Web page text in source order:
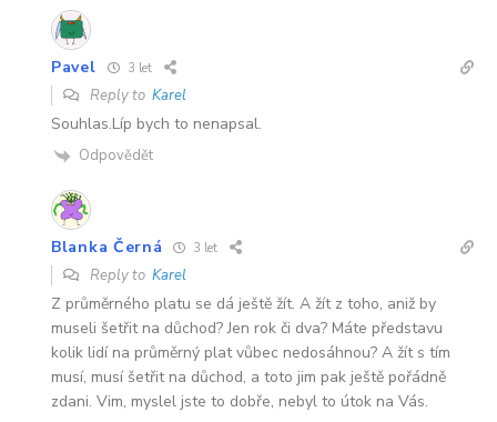
Pavel 3 let
Reply to Karel
Souhlas.Líp bych to nenapsal.
Odpovědět
Blanka Černá 3 let
Reply to Karel
Z průměrného platu se dá ještě žít. A žít z toho, aniž by
museli šetřit na důchod? Jen rok či dva? Máte představu
kolik lidí na průměrný plat vůbec nedosáhnou? A žít s tím
musí, musí šetřit na důchod, a toto jim pak ještě pořádně
zdani. Vim, myslel jste to dobře, nebyl to útok na Vás.